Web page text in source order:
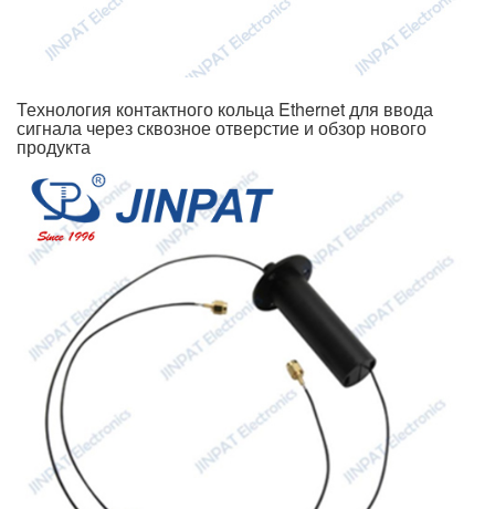
Технология контактного кольца Ethernet для ввода
сигнала через сквозное отверстие и обзор нового
продукта